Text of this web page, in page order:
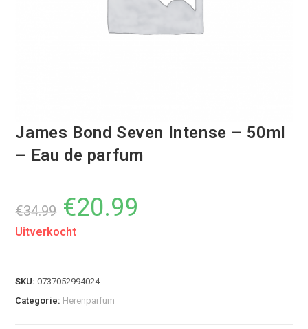
James Bond Seven Intense – 50ml
– Eau de parfum
€34.99
Oorspronkelijke
prijs
was:
€34.99.
€20.99
Uitverkocht
SKU:0737052994024
Categorie: Herenparfum